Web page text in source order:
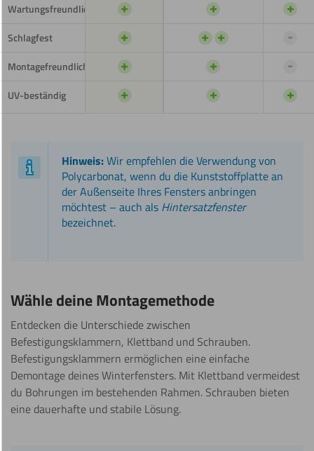
Wartungsfreundlich + + +
Schlagfest + + + -
Montagefreundlich + + -
UV-beständig + + +
Hinweis:Wir empfehlen die Verwendung von
Polycarbonat, wenn du die Kunststoffplatte an
der Außenseite Ihres Fensters anbringen
möchtest – auch als Hintersatzfenster
bezeichnet.
Wähle deine Montagemethode
Entdecken die Unterschiede zwischen
Befestigungsklammern, Klettband und Schrauben.
Befestigungsklammern ermöglichen eine einfache
Demontage deines Winterfensters. Mit Klettband vermeidest
du Bohrungen im bestehenden Rahmen. Schrauben bieten
eine dauerhafte und stabile Lösung.